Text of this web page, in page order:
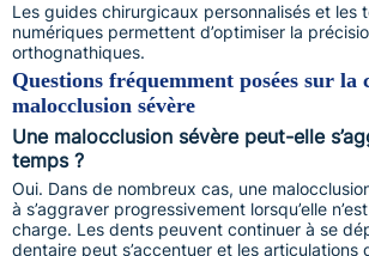
Les guides chirurgicaux personnalisés et les
numériques permettent d’optimiser la
orthognathiques.
Questions fréquemment posées sur la
malocclusion sévère
Une malocclusion sévère peut-elle
temps ?
Oui. Dans de nombreux cas, une
à s’aggraver progressivement lorsqu’elle
charge. Les dents peuvent continuer à se
dentaire peut s’accentuer et les articulations